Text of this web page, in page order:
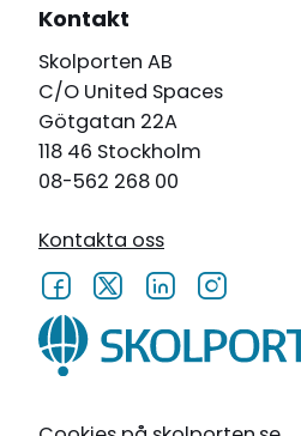
Kontakt
Skolporten AB
C/O United Spaces
Götgatan 22A
118 46 Stockholm
08-562 268 00
Kontakta oss